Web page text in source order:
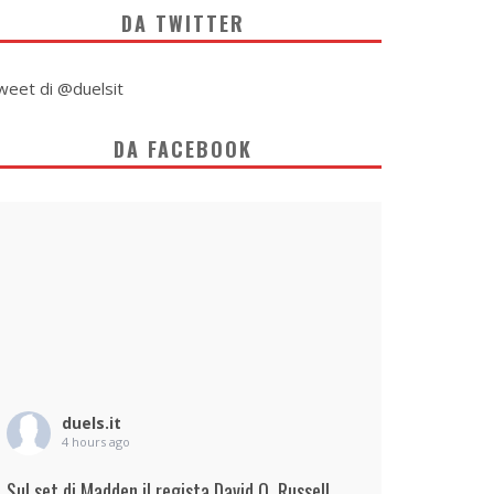
DA TWITTER
di @duelsit
DA FACEBOOK
duels.it
4 hours ago